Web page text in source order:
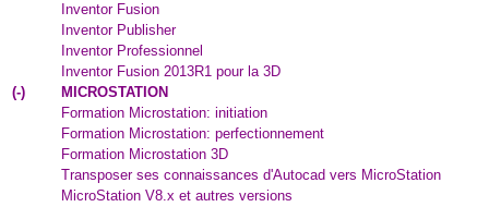
Inventor Fusion
Inventor Publisher
Inventor Professionnel
Inventor Fusion 2013R1 pour la 3D
(-)
MICROSTATION
Formation Microstation: initiation
Formation Microstation: perfectionnement
Formation Microstation 3D
Transposer ses connaissances d'Autocad vers MicroStation
MicroStation V8.x et autres versions